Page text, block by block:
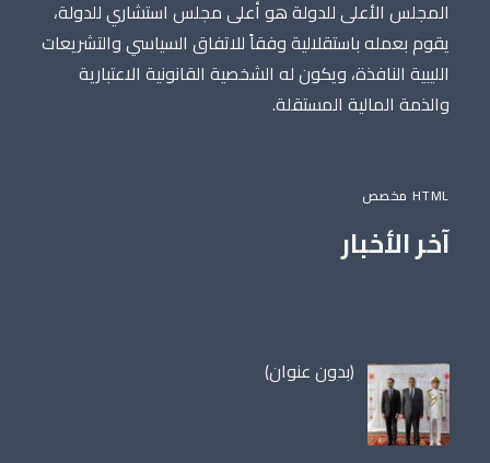
المجلس الأعلى للدولة هو أعلى مجلس استشاري للدولة،
يقوم بعمله باستقلالية وفقاً للاتفاق السياسي والتشريعات
الليبية النافذة، ويكون له الشخصية القانونية الاعتبارية
والذمة المالية المستقلة.
HTML مخصص
آخر الأخبار
(بدون عنوان)مقالة